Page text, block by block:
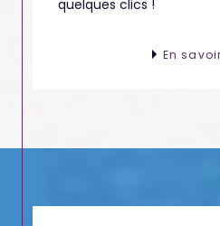
quelques clics !
En